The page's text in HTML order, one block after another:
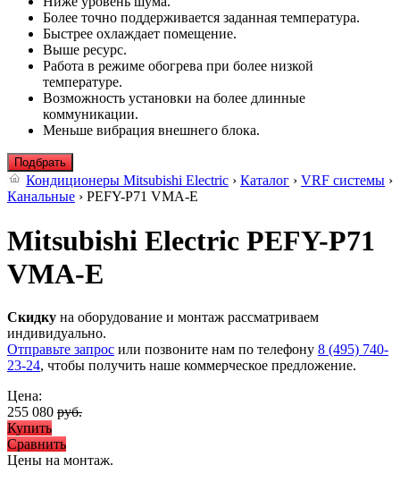
Более точно поддерживается заданная температура.
Быстрее охлаждает помещение.
Выше ресурс.
Работа в режиме обогрева при более низкой
температуре.
Возможность установки на более длинные
коммуникации.
Меньше вибрация внешнего блока.
Подбрать
Кондиционеры Mitsubishi Electric › Каталог › VRF системы ›
Канальные › PEFY-P71 VMA-E
Mitsubishi Electric PEFY-P71
VMA-E
Скидку на оборудование и монтаж рассматриваем
индивидуально.
Отправьте запрос или позвоните нам по телефону 8 (495) 740-
23-24, чтобы получить наше коммерческое предложение.
Цена:
255 080 руб.
Купить
Сравнить
Цены на монтаж.